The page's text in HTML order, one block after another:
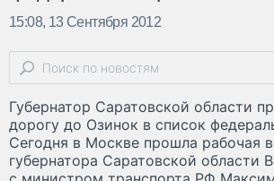
15:08, 13 Сентября 2012
Губернатор Саратовской области
дорогу до Озинок в список
Сегодня в Москве прошла рабочая
губернатора Саратовской области